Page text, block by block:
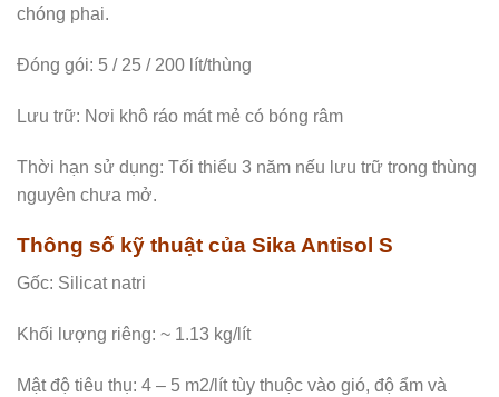
chóng phai.
Đóng gói: 5 / 25 / 200 lít/thùng
Lưu trữ: Nơi khô ráo mát mẻ có bóng râm
Thời hạn sử dụng: Tối thiểu 3 năm nếu lưu trữ trong thùng
nguyên chưa mở.
Thông số kỹ thuật của Sika Antisol S
Gốc: Silicat natri
Khối lượng riêng: ~ 1.13 kg/lít
Mật độ tiêu thụ: 4 – 5 m2/lít tùy thuộc vào gió, độ ẩm và